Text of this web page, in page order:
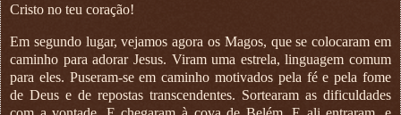
Cristo no teu coração!
Em segundo lugar, vejamos agora os Magos, que se colocaram em
caminho para adorar Jesus. Viram uma estrela, linguagem comum
para eles. Puseram-se em caminho motivados pela fé e pela fome
de Deus e de repostas transcendentes. Sortearam as dificuldades